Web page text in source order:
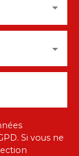
Si vous ne